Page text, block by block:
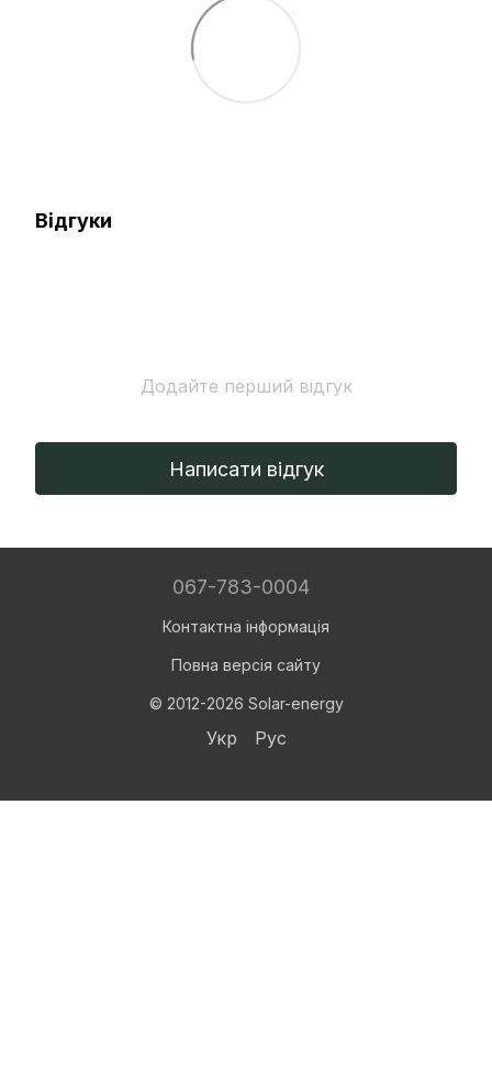
Відгуки
Додайте перший відгук
Написати відгук
067-783-0004
Контактна інформація
Повна версія сайту
© 2012-2026 Solar-energy
Укр Рус